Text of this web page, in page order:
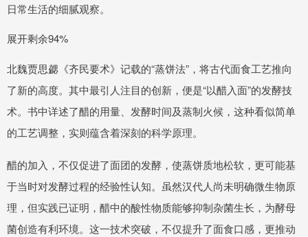
日常生活的细腻观察。
展开剩余94%
北魏贾思勰《齐民要术》记载的“蒸饼法”，将古代面食工艺推向
了新的高度。其中最引人注目的创新，便是“以醋入面”的发酵技
术。书中详述了醋的用量、发酵时间及蒸制火候，这种看似简单
的工艺调整，实则蕴含着深刻的科学原理。
醋的加入，不仅促进了面团的发酵，使蒸饼质地松软，更可能基
于当时对发酵过程的经验性认知。虽然汉代人尚未明确微生物原
理，但实践已证明，醋中的酸性物质能够抑制杂菌生长，为酵母
菌创造有利环境。这一技术突破，不仅提升了面食口感，更推动